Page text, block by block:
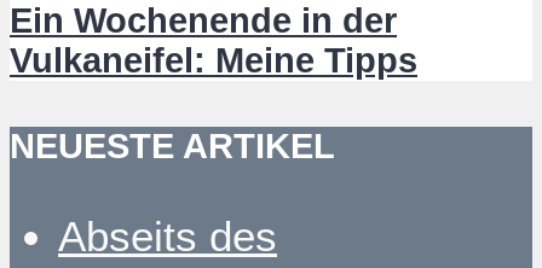
Ein Wochenende in der
Vulkaneifel: Meine Tipps
NEUESTE ARTIKEL
Abseits des